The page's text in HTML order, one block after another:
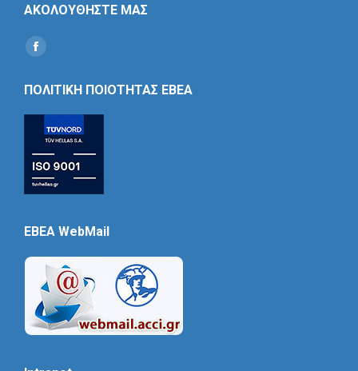
ΑΚΟΛΟΥΘΗΣΤΕ ΜΑΣ
Find us on:
Social
ΠΟΛΙΤΙΚΗ ΠΟΙΟΤΗΤΑΣ ΕΒΕΑ
EBEA WebMail